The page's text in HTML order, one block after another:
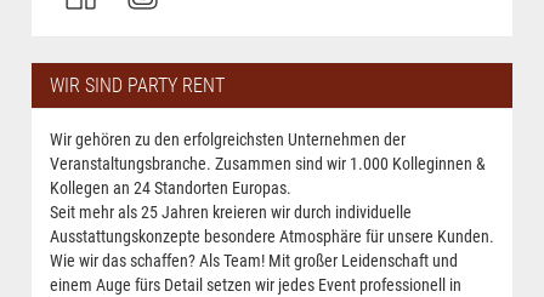
WIR SIND PARTY RENT
Wir gehören zu den erfolgreichsten Unternehmen der
Veranstaltungsbranche. Zusammen sind wir 1.000 Kolleginnen &
Kollegen an 24 Standorten Europas.
Seit mehr als 25 Jahren kreieren wir durch individuelle
Ausstattungskonzepte besondere Atmosphäre für unsere Kunden.
Wie wir das schaffen? Als Team! Mit großer Leidenschaft und
einem Auge fürs Detail setzen wir jedes Event professionell in